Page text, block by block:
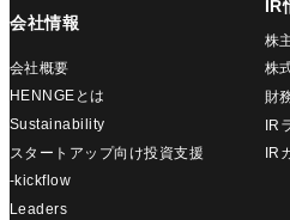
会社情報
会社概要
HENNGEとは
Sustainability
スタートアップ向け投資支援
-kickflow
Leaders
IR
株
株
財
IR
IR